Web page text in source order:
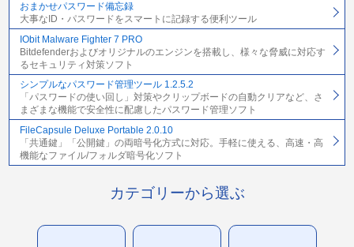
おまかせパスワード備忘録
大事なID・パスワードをスマートに記録する便利ツール
IObit Malware Fighter 7 PRO
Bitdefenderおよびオリジナルのエンジンを搭載し、様々な脅威に対応す
るセキュリティ対策ソフト
シンプルなパスワード管理ツール 1.2.5.2
「パスワードの使い回し」対策やクリップボードの自動クリアなど、さ
まざまな機能で安全性に配慮したパスワード管理ソフト
FileCapsule Deluxe Portable 2.0.10
「共通鍵」「公開鍵」の両暗号化方式に対応。手軽に使える、高速・高
機能なファイル/フォルダ暗号化ソフト
カテゴリーから選ぶ